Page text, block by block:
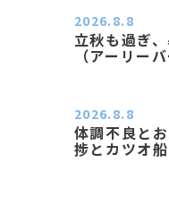
立秋も過ぎ
（アーリーバ
2026.8.8
体調不良と
捗とカツオ
2026.8.8